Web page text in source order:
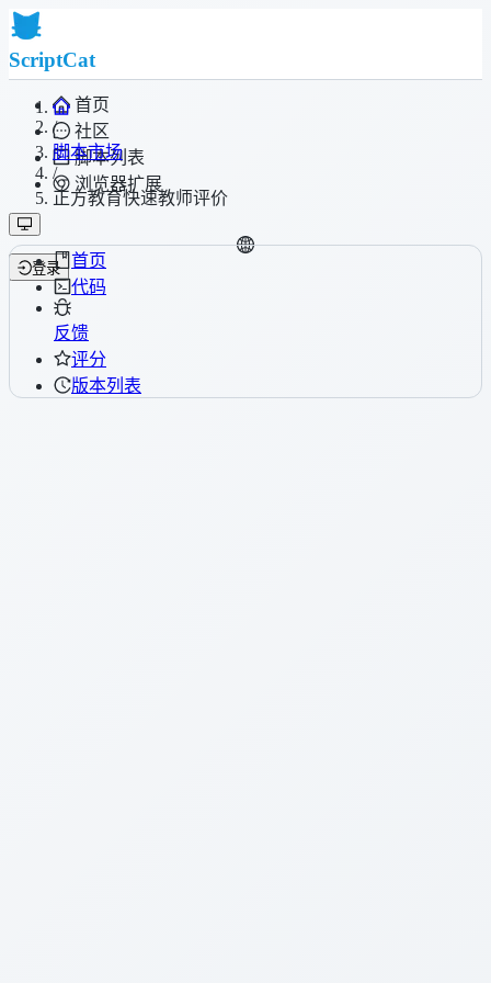
ScriptCat
首页
社区
脚本列表
浏览器扩展
登录
/
脚本市场
/
正方教育快速教师评价
首页
代码
反馈
评分
版本列表